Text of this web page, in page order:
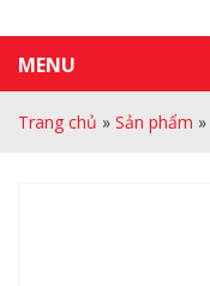
MENU
Trang chủ » Sản phẩm »